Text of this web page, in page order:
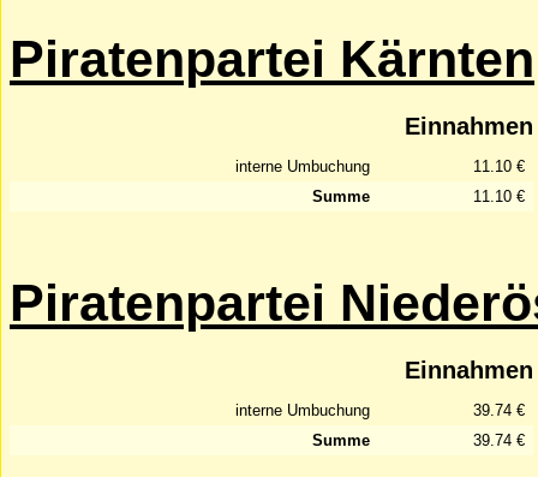
Piratenpartei Kärnten
Einnahmen
interne Umbuchung
11.10 €
Summe
11.10 €
Piratenpartei
Einnahmen
interne Umbuchung
39.74 €
Summe
39.74 €